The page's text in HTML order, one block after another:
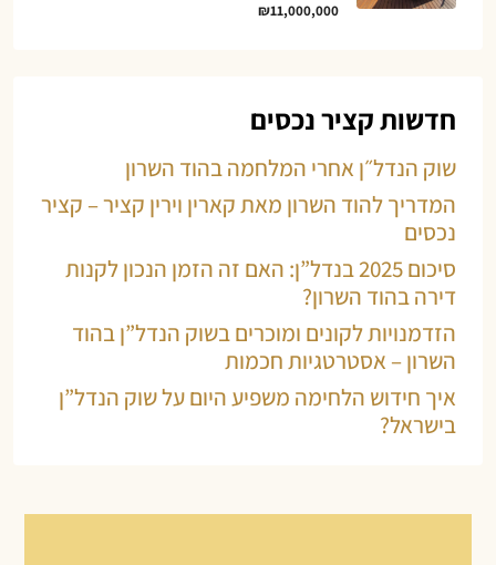
₪11,000,000
חדשות קציר נכסים
שוק הנדל״ן אחרי המלחמה בהוד השרון
המדריך להוד השרון מאת קארין וירין קציר – קציר
נכסים
סיכום 2025 בנדל”ן: האם זה הזמן הנכון לקנות
דירה בהוד השרון?
הזדמנויות לקונים ומוכרים בשוק הנדל”ן בהוד
השרון – אסטרטגיות חכמות
איך חידוש הלחימה משפיע היום על שוק הנדל”ן
בישראל?